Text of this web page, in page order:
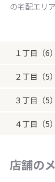
の宅配エリ
１丁目（6）
２丁目（5）
３丁目（5）
４丁目（5）
店舗の